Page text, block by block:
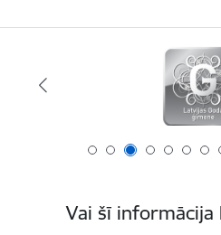
Vai šī informācija